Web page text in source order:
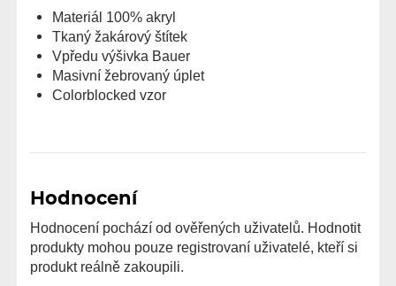
Materiál 100% akryl
Tkaný žakárový štítek
Vpředu výšivka Bauer
Masivní žebrovaný úplet
Colorblocked vzor
Hodnocení
Hodnocení pochází od ověřených uživatelů. Hodnotit
produkty mohou pouze registrovaní uživatelé, kteří si
produkt reálně zakoupili.